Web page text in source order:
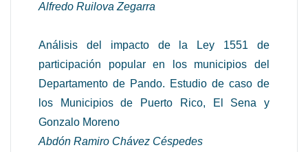
Alfredo Ruilova Zegarra
Análisis del impacto de la Ley 1551 de
participación popular en los municipios del
Departamento de Pando. Estudio de caso de
los Municipios de Puerto Rico, El Sena y
Gonzalo Moreno
Abdón Ramiro Chávez Céspedes